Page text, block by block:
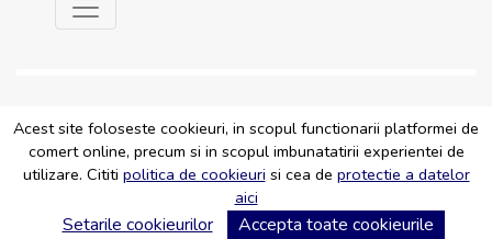
Acest site foloseste cookieuri, in scopul functionarii platformei de
comert online, precum si in scopul imbunatatirii experientei de
utilizare. Cititi politica de cookieuri si cea de protectie a datelor
aici
Setarile cookieurilor Accepta toate cookieurile
Copyright © SC CLADES SRL Toate drepturile rezervate
Creat de Argebit.com